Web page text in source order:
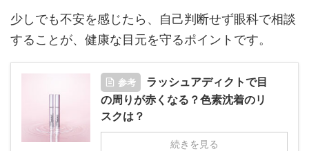
少しでも不安を感じたら、自己判断せず眼科で相談
することが、健康な目元を守るポイントです。
参考
ラッシュアディクトで目
の周りが赤くなる？色素沈着のリ
スクは？
続きを見る